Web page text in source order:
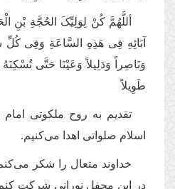
أللَّهُمَّ کُنْ لِوَلِیِّکَ الحُجَّةِ بْنِ
آبَائِهِ فِی هَذِهِ السَّاعَةِ وَفِی کُلِّ
وَنَاصِراً وَدَلِیلاً وَعَیْنَا حَتَّی
طَوِیلاً
تقدیم به روح ملکوتی
اسلام صلواتی اهدا می‌کنیم.
خداوند متعال را شکر
در این محفل نورانی شرکت